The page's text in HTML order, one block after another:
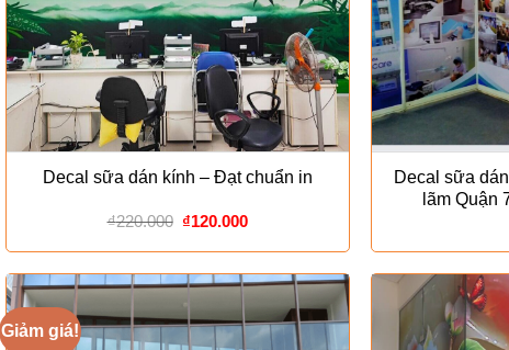
Decal sữa dán kính – Đạt chuẩn in
₫220.000 Giá
là:
₫220.000.
₫120.000Giá
tại
là:
₫120.000.
Decal sữa
lãm Quận
Giảm giá!